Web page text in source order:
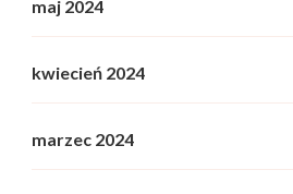
maj 2024
kwiecień 2024
marzec 2024